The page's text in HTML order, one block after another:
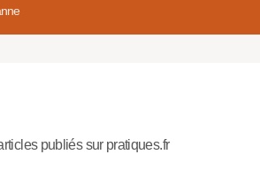
publiés sur pratiques.fr